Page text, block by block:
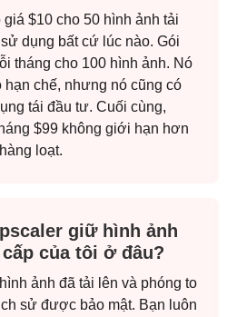
$10 cho 50 hình ảnh tải
dụng bất cứ lúc nào. Gói
tháng cho 100 hình ảnh. Nó
hạn chế, nhưng nó cũng có
tái đầu tư. Cuối cùng,
$99 không giới hạn hơn
loạt.
giữ hình ảnh
của tôi ở đâu?
ảnh đã tải lên và phóng to
sử được bảo mật. Bạn luôn